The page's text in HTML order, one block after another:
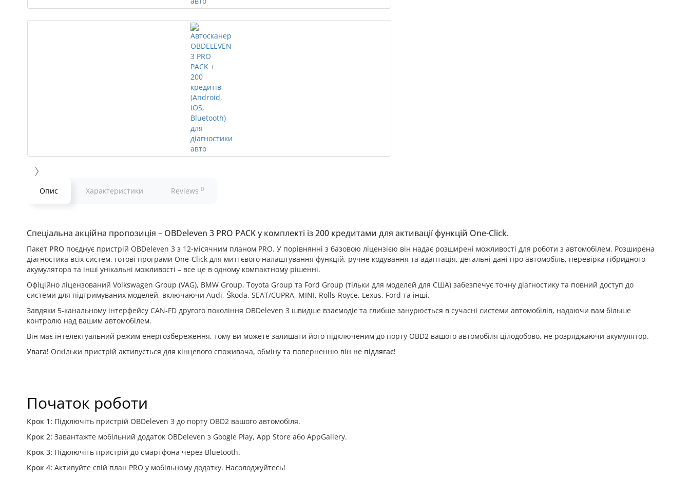
Опис Характеристики Reviews 0
Спеціальна акційна пропозиція – OBDeleven 3 PRO PACK у комплекті із 200 кредитами для активації функцій One-Click.
Пакет PRO поєднує пристрій OBDeleven 3 з 12-місячним планом PRO. У порівнянні з базовою ліцензією він надає розширені можливості для роботи з автомобілем. Розширена
діагностика всіх систем, готові програми One-Click для миттєвого налаштування функцій, ручне кодування та адаптація, детальні дані про автомобіль, перевірка гібридного
акумулятора та інші унікальні можливості – все це в одному компактному рішенні.
Офіційно ліцензований Volkswagen Group (VAG), BMW Group, Toyota Group та Ford Group (тільки для моделей для США) забезпечує точну діагностику та повний доступ до
системи для підтримуваних моделей, включаючи Audi, Škoda, SEAT/CUPRA, MINI, Rolls-Royce, Lexus, Ford та інші.
Завдяки 5-канальному інтерфейсу CAN-FD другого покоління OBDeleven 3 швидше взаємодіє та глибше занурюється в сучасні системи автомобілів, надаючи вам більше
контролю над вашим автомобілем.
Він має інтелектуальний режим енергозбереження, тому ви можете залишати його підключеним до порту OBD2 вашого автомобіля цілодобово, не розряджаючи акумулятор.
Увага! Оскільки пристрій активується для кінцевого споживача, обміну та поверненню він не підлягає!
Початок роботи
Крок 1: Підключіть пристрій OBDeleven 3 до порту OBD2 вашого автомобіля.
Крок 2: Завантажте мобільний додаток OBDeleven з Google Play, App Store або AppGallery.
Крок 3: Підключіть пристрій до смартфона через Bluetooth.
Крок 4: Активуйте свій план PRO у мобільному додатку. Насолоджуйтесь!